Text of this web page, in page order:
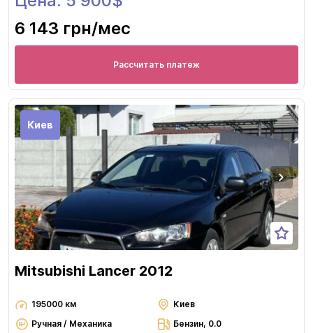
6 143 грн/мес
Рассчитать платеж
Киев
Mitsubishi Lancer 2012
195000 км
Киев
Ручная / Механика
Бензин, 0.0